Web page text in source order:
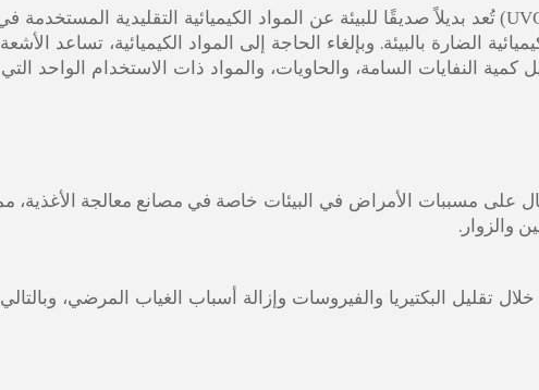
تُعد بديلاً صديقًا للبيئة عن المواد الكيميائية التقليدية المستخدمة
الضارة بالبيئة. وبإلغاء الحاجة إلى المواد الكيميائية، تساعد الأشعة
كمية النفايات السامة، والحاويات، والمواد ذات الاستخدام الواحد التي
على مسببات الأمراض في البيئات خاصة في مصانع معالجة الأغذية،
والزوار.
تقليل البكتيريا والفيروسات وإزالة أسباب الغياب المرضي، وبالتالي